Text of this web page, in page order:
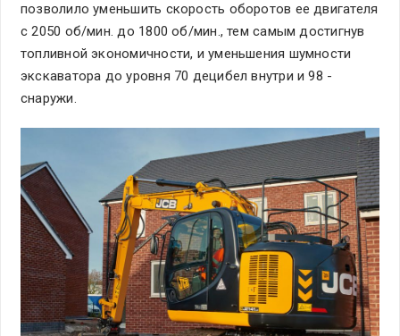
позволило уменьшить скорость оборотов ее двигателя
с 2050 об/мин. до 1800 об/мин., тем самым достигнув
топливной экономичности, и уменьшения шумности
экскаватора до уровня 70 децибел внутри и 98 -
снаружи.